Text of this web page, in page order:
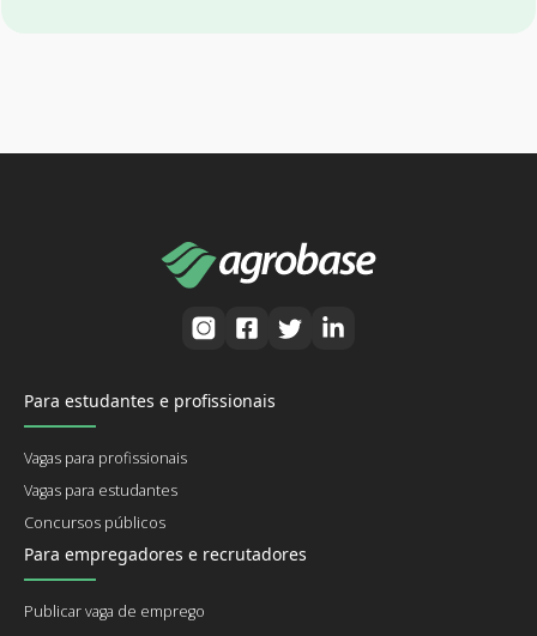
Para estudantes e profissionais
Vagas para profissionais
Vagas para estudantes
Concursos públicos
Para empregadores e recrutadores
Publicar vaga de emprego